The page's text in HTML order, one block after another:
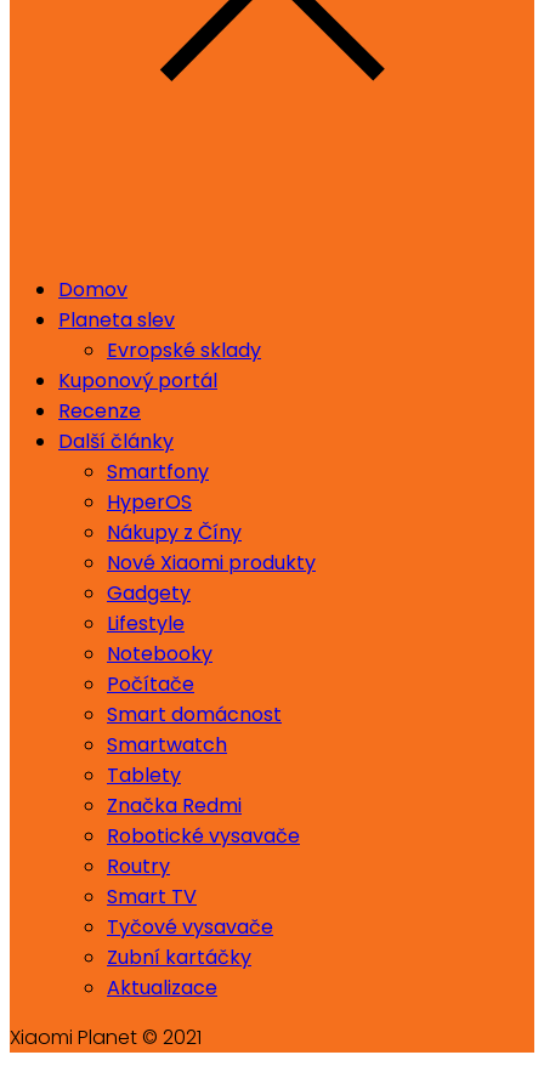
Domov
Planeta slev
Evropské sklady
Kuponový portál
Recenze
Další články
Smartfony
HyperOS
Nákupy z Číny
Nové Xiaomi produkty
Gadgety
Lifestyle
Notebooky
Počítače
Smart domácnost
Smartwatch
Tablety
Značka Redmi
Robotické vysavače
Routry
Smart TV
Tyčové vysavače
Zubní kartáčky
Aktualizace
Xiaomi Planet © 2021